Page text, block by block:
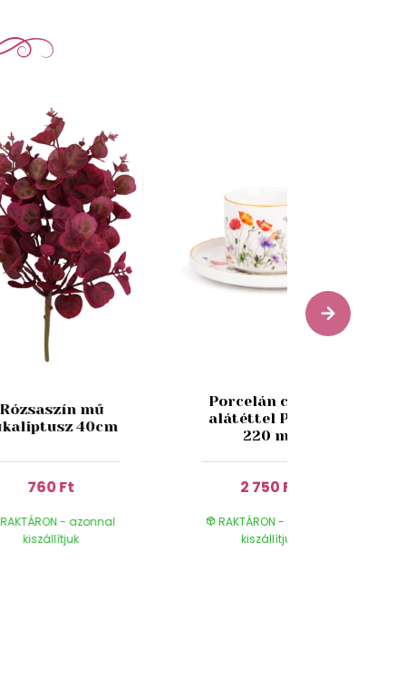
Rózsaszín mű
40cm
760 Ft
RAKTÁRON - azonnal
kiszállítjuk
Porcelán csésze
alátéttel Pipacs
220 ml
2 750 Ft
RAKTÁRON - azonnal
kiszállítjuk